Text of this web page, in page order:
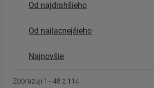
Od najdrahšieho
Od najlacnejšieho
Najnovšie
Zobrazuji 1 - 48 z 114